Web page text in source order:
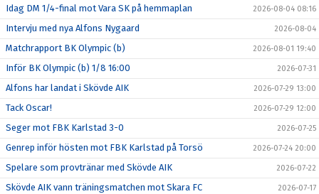
Idag DM 1/4-final mot Vara SK på hemmaplan 2026-08-04 08:16
Intervju med nya Alfons Nygaard 2026-08-04
Matchrapport BK Olympic (b) 2026-08-01 19:40
Inför BK Olympic (b) 1/8 16:00 2026-07-31
Alfons har landat i Skövde AIK 2026-07-29 13:00
Tack Oscar! 2026-07-29 12:00
Seger mot FBK Karlstad 3-0 2026-07-25
Genrep inför hösten mot FBK Karlstad på Torsö 2026-07-24 20:00
Spelare som provtränar med Skövde AIK 2026-07-22
Skövde AIK vann träningsmatchen mot Skara FC 2026-07-17